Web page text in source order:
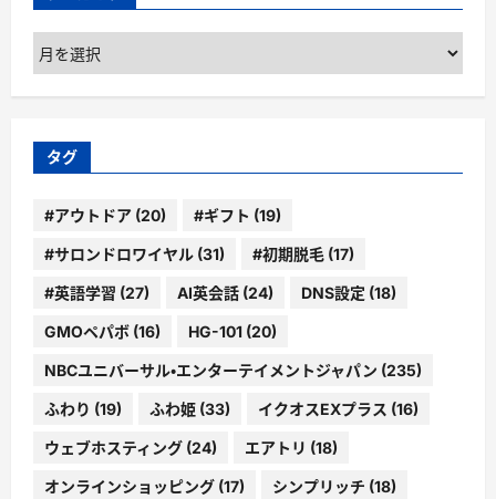
ア
ー
カ
ブ
タグ
#アウトドア (20) #ギフト (19)
#サロンドロワイヤル (31) #初期脱毛 (17)
#英語学習 (27) AI英会話 (24) DNS設定 (18)
GMOペパボ (16) HG-101 (20)
NBCユニバーサル・エンターテイメントジャパン (235)
ふわり (19) ふわ姫 (33) イクオスEXプラス (16)
ウェブホスティング (24) エアトリ (18)
オンラインショッピング (17) シンプリッチ (18)